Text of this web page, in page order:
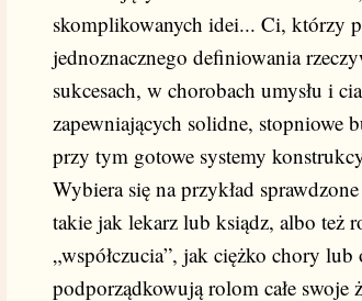
skomplikowanych idei... Ci, którzy
jednoznacznego definiowania
sukcesach, w chorobach umysłu i
zapewniających solidne, stopniowe
przy tym gotowe systemy
Wybiera się na przykład
takie jak lekarz lub ksiądz, albo też
„współczucia”, jak ciężko chory
podporządkowują rolom całe